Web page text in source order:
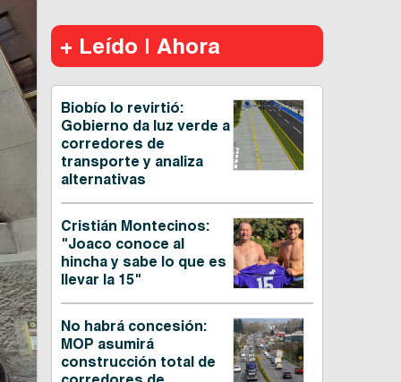
+ Leído | Ahora
Biobío lo revirtió:
Gobierno da luz verde a
corredores de
transporte y analiza
alternativas
Cristián Montecinos:
"Joaco conoce al
hincha y sabe lo que es
llevar la 15"
No habrá concesión:
MOP asumirá
construcción total de